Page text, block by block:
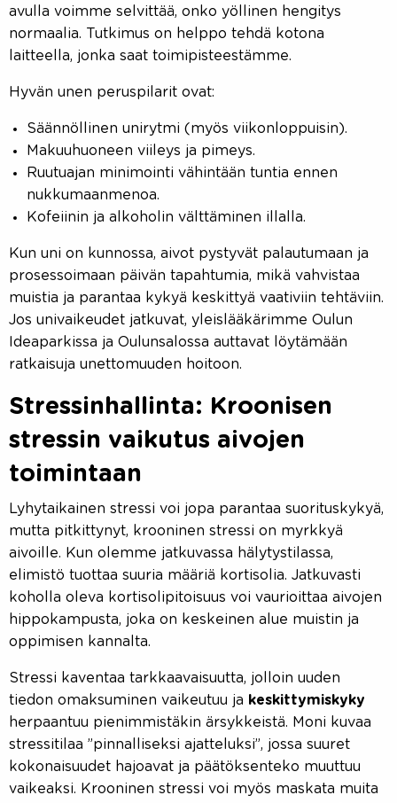
avulla voimme selvittää, onko yöllinen hengitys
normaalia. Tutkimus on helppo tehdä kotona
laitteella, jonka saat toimipisteestämme.
Hyvän unen peruspilarit ovat:
Säännöllinen unirytmi (myös viikonloppuisin).
Makuuhuoneen viileys ja pimeys.
Ruutuajan minimointi vähintään tuntia ennen
nukkumaanmenoa.
Kofeiinin ja alkoholin välttäminen illalla.
Kun uni on kunnossa, aivot pystyvät palautumaan ja
prosessoimaan päivän tapahtumia, mikä vahvistaa
muistia ja parantaa kykyä keskittyä vaativiin tehtäviin.
Jos univaikeudet jatkuvat, yleislääkärimme Oulun
Ideaparkissa ja Oulunsalossa auttavat löytämään
ratkaisuja unettomuuden hoitoon.
Stressinhallinta: Kroonisen
stressin vaikutus aivojen
toimintaan
Lyhytaikainen stressi voi jopa parantaa suorituskykyä,
mutta pitkittynyt, krooninen stressi on myrkkyä
aivoille. Kun olemme jatkuvassa hälytystilassa,
elimistö tuottaa suuria määriä kortisolia. Jatkuvasti
koholla oleva kortisolipitoisuus voi vaurioittaa aivojen
hippokampusta, joka on keskeinen alue muistin ja
oppimisen kannalta.
Stressi kaventaa tarkkaavaisuutta, jolloin uuden
tiedon omaksuminen vaikeutuu ja keskittymiskyky
herpaantuu pienimmistäkin ärsykkeistä. Moni kuvaa
stressitilaa ”pinnalliseksi ajatteluksi”, jossa suuret
kokonaisuudet hajoavat ja päätöksenteko muuttuu
vaikeaksi. Krooninen stressi voi myös maskata muita